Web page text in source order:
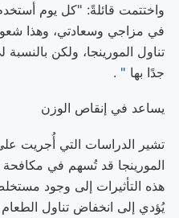
واختتمت قائلةً: "كل يوم
في مزاجي وسعادتي، وهذا
تناول المورينجا، ولكن
جدًا بها "
.
يساعد في إنقاص الوزن
تشير الدراسات التي أُجريت
المورينجا قد تُسهم في
هذه التأثيرات إلى وجود
يُؤدي إلى انخفاض تناول